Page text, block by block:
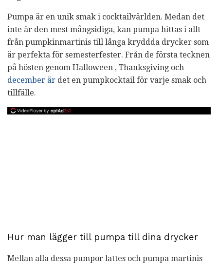
Pumpa är en unik smak i cocktailvärlden. Medan det
inte är den mest mångsidiga, kan pumpa hittas i allt
från pumpkinmartinis till långa kryddda drycker som
är perfekta för semesterfester. Från de första tecknen
på hösten genom Halloween , Thanksgiving och
december är det en pumpkocktail för varje smak och
tillfälle.
Hur man lägger till pumpa till dina drycker
Mellan alla dessa pumpor lattes och pumpa martinis